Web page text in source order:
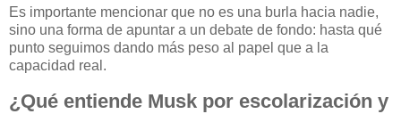
Es importante mencionar que no es una burla hacia nadie,
sino una forma de apuntar a un debate de fondo: hasta qué
punto seguimos dando más peso al papel que a la
capacidad real.
¿Qué entiende Musk por escolarización y